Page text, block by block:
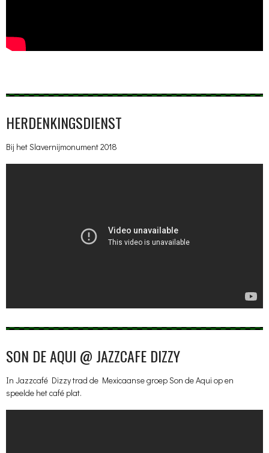
HERDENKINGSDIENST
Bij het Slavernijmonument 2018
SON DE AQUI @ JAZZCAFE DIZZY
In Jazzcafé Dizzy trad de Mexicaanse groep Son de Aqui op en
speelde het café plat.